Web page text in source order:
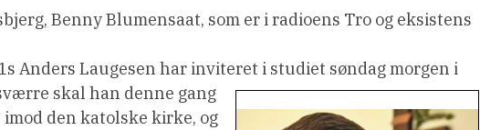
Benny Blumensaat, som er i radioens Tro og eksistens
Anders Laugesen har inviteret i studiet søndag morgen i
skal han denne gang
den katolske kirke, og